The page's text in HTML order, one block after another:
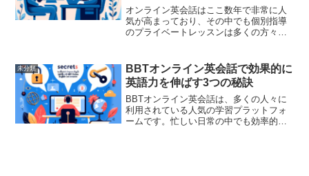
オンライン英会話はここ数年で非常に人
気が高まっており、その中でも個別指導
のプライベートレッスンは多くの方々に
力と効果について詳しく探っていきまし
ょう。オンライン英会話プ...
未分類
BBTオンライン英会話で効果的に
英語力を伸ばす3つの秘訣
BBTオンライン英会話は、多くの人々に
利用されている人気の学習プラットフォ
ームです。忙しい日常の中でも効率的に